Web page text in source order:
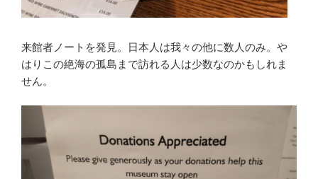
来館者ノートを発見。日本人は我々の他に数人のみ。や
はりこの絶海の孤島まで訪れる人は少数なのかもしれま
せん。